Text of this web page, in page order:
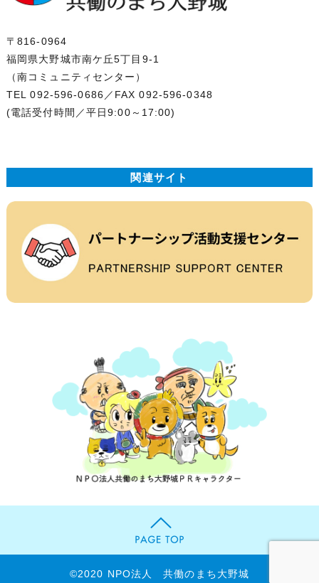
(ロ) お客様と連絡を取るため
(ニ) サービス内容を向上させる目的で事例分析を行う
ため
(2) 上記以外の目的で個人情報を利用する必要があっ
たときには、その都度、事前に同意をいただきます。
同意がいただけないときは、当該個人情報は利用いた
れない場合には、当文面に記載された当法人のサービ
スが提供できない場合がありますので予めご了承くだ
4.個人情報収集
お問い合わせのためお客様より個人情報をお預かりす
お客様よりお預かりした個人情報は、個人情報保護法
23条に定める以下の場合を除き第三者に開示いたしま
せん。
(イ) 法令に基づく場合
(ロ) 人の生命、身体又は財産の保護のために必要があ
る場合で、本人の同意を得ることが困難であるとき
(ハ) 公衆衛生の向上又は児童の健全な育成の推進のた
(ニ) 国の機関若しくは地方公共団体又はその委託を受
けた者が法令の定める事務を遂行することに対して協
力する必要がある場合であって、本人の同意を得るこ
〒816-0964
福岡県大野城市南ケ丘5丁目9-1
（南コミュニティセンター）
TEL 092-596-0686 ／FAX 092-596-0348
(電話受付時間／平日9:00～17:00)
関連サイト
©2020 NPO法人 共働のまち大野城